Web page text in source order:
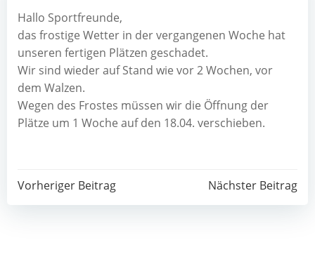
Hallo Sportfreunde,
das frostige Wetter in der vergangenen Woche hat
unseren fertigen Plätzen geschadet.
Wir sind wieder auf Stand wie vor 2 Wochen, vor
dem Walzen.
Wegen des Frostes müssen wir die Öffnung der
Plätze um 1 Woche auf den 18.04. verschieben.
Post
Vorheriger Beitrag
PostNächster Beitrag